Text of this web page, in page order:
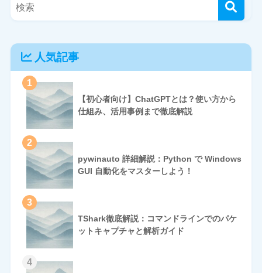
人気記事
1
【初心者向け】ChatGPTとは？使い方から
仕組み、活用事例まで徹底解説
2
pywinauto 詳細解説：Python で Windows
GUI 自動化をマスターしよう！
3
TShark徹底解説：コマンドラインでのパケ
ットキャプチャと解析ガイド
4